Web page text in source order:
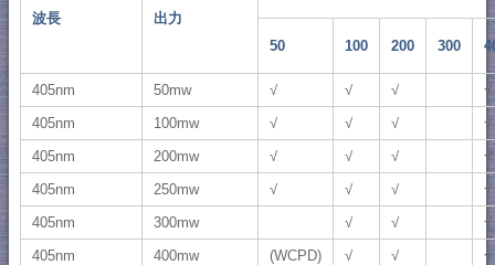
波長 出力
50 100 200 300
405nm 50mw √ √ √
√
405nm
100mw √ √ √
√
405nm
200mw √ √ √
√
405nm
250mw √ √ √
√
405nm
300mw √ √
√
405nm
400mw (WCPD) √ √
√